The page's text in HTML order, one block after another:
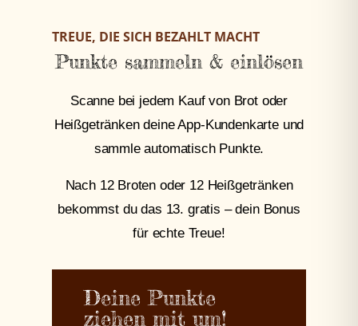
TREUE, DIE SICH BEZAHLT MACHT
Punkte sammeln & einlösen
Scanne bei jedem Kauf von Brot oder
Heißgetränken deine App-Kundenkarte und
sammle automatisch Punkte.
Nach 12 Broten oder 12 Heißgetränken
bekommst du das 13. gratis – dein Bonus
für echte Treue!
Deine Punkte
ziehen mit um!